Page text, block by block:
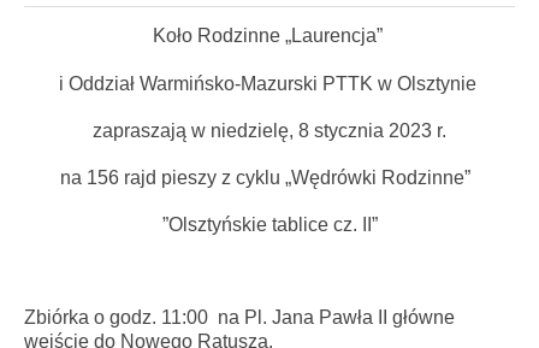
Koło Rodzinne „Laurencja”
i Oddział Warmińsko-Mazurski PTTK w Olsztynie
zapraszają w niedzielę, 8 stycznia 2023 r.
na 156 rajd pieszy z cyklu „Wędrówki Rodzinne”
”Olsztyńskie tablice cz. II”
Zbiórka o godz. 11:00 na Pl. Jana Pawła II główne
wejście do Nowego Ratusza.